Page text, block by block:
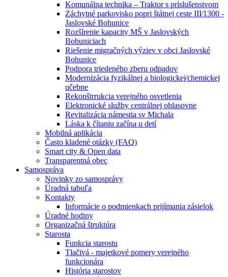
Komunálna technika – Traktor s príslušenstvom
Záchytné parkovisko popri štátnej ceste III⁄1300 -
Jaslovské Bohunice
Rozšírenie kapacity MŠ v Jaslovských
Bohuniciach
Riešenie migračných výziev v obci Jaslovské
Bohunice
Podpora triedeného zberu odpadov
Modernizácia fyzikálnej a biologickej⁄chemickej
učebne
Rekonštrrukcia verejného osvetlenia
Elektronické služby centrálnej ohlasovne
Revitalizácia námestia sv Michala
Láska k čítaniu začína u detí
Mobilná aplikácia
Často kladené otázky (FAQ)
Smart city & Open data
Transparentná obec
Samospráva
Novinky zo samosprávy
Úradná tabuľa
Kontakty
Informácie o podmienkach prijímania zásielok
Úradné hodiny
Organizačná štruktúra
Starosta
Funkcia starostu
Tlačivá - majetkové pomery verejného
funkcionára
História starostov